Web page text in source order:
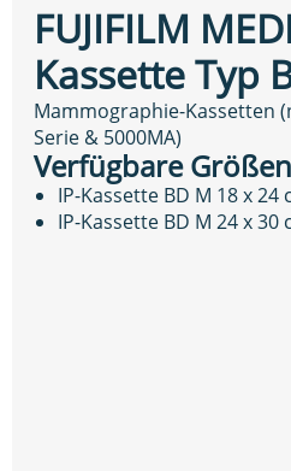
FUJIFILM
Kassette Typ
Mammographie-Kassetten
Serie & 5000MA)
Verfügbare Größen
IP-Kassette BD M 18 x 24
IP-Kassette BD M 24 x 30